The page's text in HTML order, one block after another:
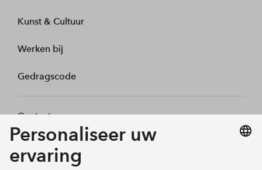
Kunst & Cultuur
Werken bij
Gedragscode
Contact
Mijn profiel